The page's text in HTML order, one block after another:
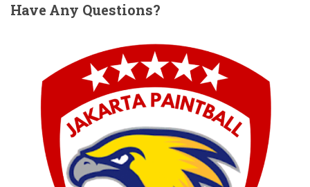
HaveAny Questions?